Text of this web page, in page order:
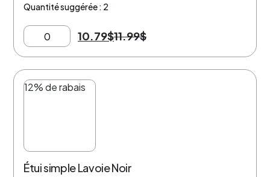
Quantité suggérée : 2
10.79$11.99$
12% de rabais
Étui simple Lavoie Noir